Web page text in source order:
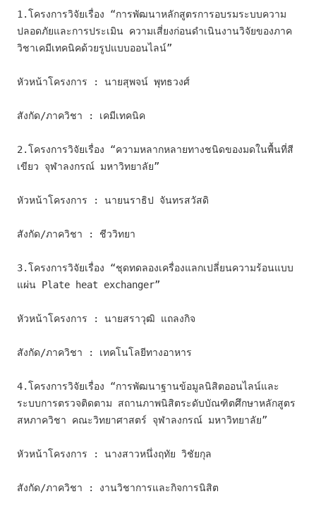
1.โครงการวิจัยเรื่อง “การพัฒนาหลักสูตรการอบรมระบบความ
ปลอดภัยและการประเมิน ความเสี่ยงก่อนดำเนินงานวิจัยของภาค
วิชาเคมีเทคนิคด้วยรูปแบบออนไลน์”
หัวหน้าโครงการ : นายสุพจน์ พุทธวงศ์
สังกัด/ภาควิชา : เคมีเทคนิค
2.โครงการวิจัยเรื่อง “ความหลากหลายทางชนิดของมดในพื้นที่สี
เขียว จุฬาลงกรณ์ มหาวิทยาลัย”
หัวหน้าโครงการ : นายนราธิป จันทรสวัสดิ
สังกัด/ภาควิชา : ชีววิทยา
3.โครงการวิจัยเรื่อง “ชุดทดลองเครื่องแลกเปลี่ยนความร้อนแบบ
แผ่น Plate heat exchanger”
หัวหน้าโครงการ : นายสราวุฒิ แถลงกิจ
สังกัด/ภาควิชา : เทคโนโลยีทางอาหาร
4.โครงการวิจัยเรื่อง “การพัฒนาฐานข้อมูลนิสิตออนไลน์และ
ระบบการตรวจติดตาม สถานภาพนิสิตระดับบัณฑิตศึกษาหลักสูตร
สหภาควิชา คณะวิทยาศาสตร์ จุฬาลงกรณ์ มหาวิทยาลัย”
หัวหน้าโครงการ : นางสาวหนึ่งฤทัย วิชัยกุล
สังกัด/ภาควิชา : งานวิชาการและกิจการนิสิต